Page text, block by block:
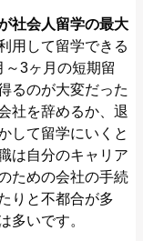
社会人留学の最大
用して留学できる
3ヶ月の短期留
るのが大変だった
社を辞めるか、退
して留学にいくと
は自分のキャリア
ための会社の手続
りと不都合が多
多いです。